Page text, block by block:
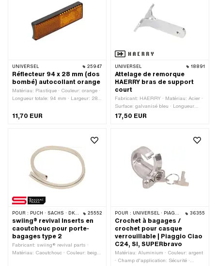
UNIVERSEL 25947
Réflecteur 94 x 28 mm (dos
bombé) autocollant orange
Matériau: Plastique · Couleur: orange ·
Longueur totale: 94 mm · Largeur: 28
de points de fixation: 1 pcs · Marque de
certification: E3
11,70 EUR
UNIVERSEL 18891
Attelage de remorque
HAERRY bras de support
court
Fabricant: HAERRY · Matériau: Acier ·
Surface: galvanisé bleu · Longueur
totale: 106 mm · Type de filetage:
MF8x1 (filetage fin)
17,50 EUR
POUR : PUCH · SACHS · DKW · HERCULES 25552
swiing® revival Inserts en
caoutchouc pour porte-
bagages type 2
Fabricant: swiing® revival parts ·
Matériau: Caoutchouc · Couleur: beige
POUR : UNIVERSEL · PIAGGIO 36355
Crochet à bagages /
crochet pour casque
verrouillable | Piaggio Ciao
C24, SI, SUPERbravo
Matériau: Aluminium · Couleur: argent
· Champ d'application: Sécurité ·